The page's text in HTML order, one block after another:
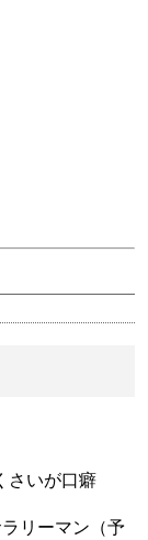
さいが口癖
リーマン（予